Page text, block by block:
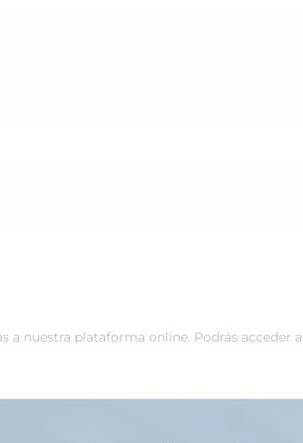
a nuestra plataforma online. Podrás